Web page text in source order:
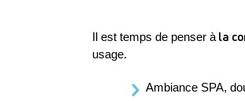
Il est temps de penser à la
usage.
Ambiance SPA,